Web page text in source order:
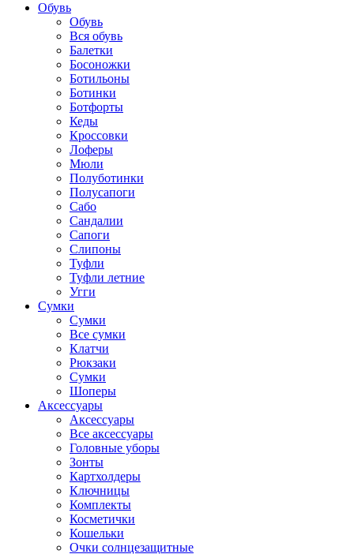
Обувь
Обувь
Вся обувь
Балетки
Босоножки
Ботильоны
Ботинки
Ботфорты
Кеды
Кроссовки
Лоферы
Мюли
Полуботинки
Полусапоги
Сабо
Сандалии
Сапоги
Слипоны
Туфли
Туфли летние
Угги
Сумки
Сумки
Все сумки
Клатчи
Рюкзаки
Сумки
Шоперы
Аксессуары
Аксессуары
Все аксессуары
Головные уборы
Зонты
Картхолдеры
Ключницы
Комплекты
Косметички
Кошельки
Очки солнцезащитные